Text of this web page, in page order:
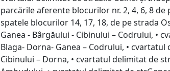
parcările aferente blocurilor nr. 2, 4, 6, 8
spatele blocurilor 14, 17, 18, de pe strada
Ganea - Bârgăului - Cibinului – Codrului, •
Blaga- Dorna- Ganea – Codrului, •
Cibinului – Dorna, • cvartatul delimitat de